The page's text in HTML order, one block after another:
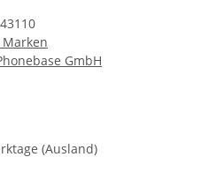
GmbH
(Ausland)